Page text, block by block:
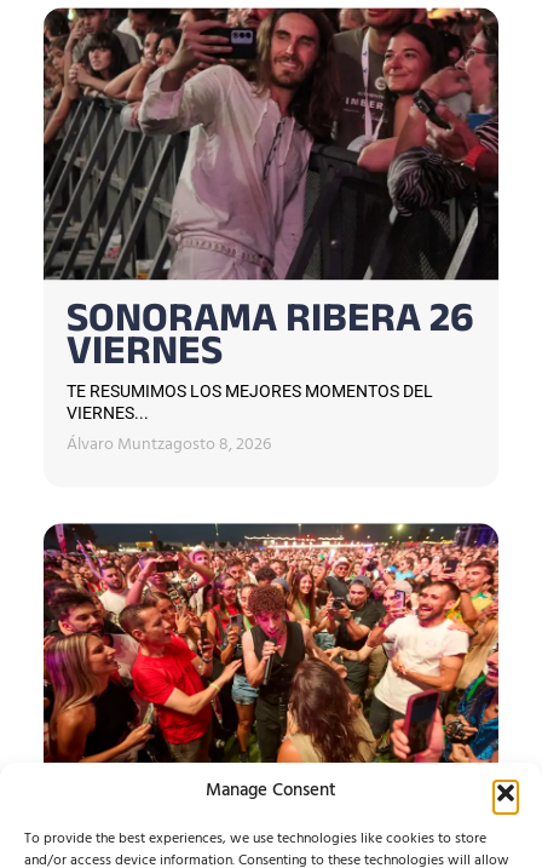
Manage Consent
To provide the best experiences, we use technologies like cookies to store
and/or access device information. Consenting to these technologies will allow
SONORAMA RIBERA 26
VIERNES
TE RESUMIMOS LOS MEJORES MOMENTOS DEL
VIERNES...
Álvaro Muntzagosto 8, 2026
SONORAMA RIBERA